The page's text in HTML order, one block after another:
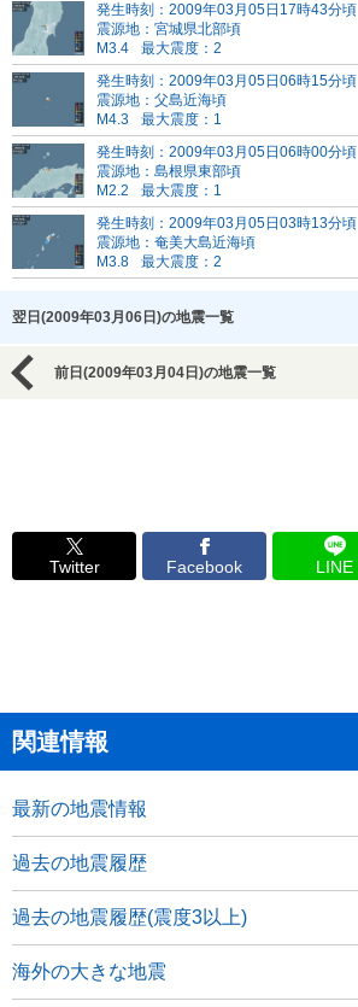
発生時刻：2009年03月05日17時43分頃
震源地：宮城県北部頃
M3.4
最大震度：2
発生時刻：2009年03月05日06時15分頃
震源地：父島近海頃
M4.3
最大震度：1
発生時刻：2009年03月05日06時00分頃
震源地：島根県東部頃
M2.2
最大震度：1
発生時刻：2009年03月05日03時13分頃
震源地：奄美大島近海頃
M3.8
最大震度：2
翌日(2009年03月06日)の地震一覧
前日(2009年03月04日)の地震一覧
Twitter Facebook LINE
関連情報
最新の地震情報
過去の地震履歴
過去の地震履歴(震度3以上)
海外の大きな地震